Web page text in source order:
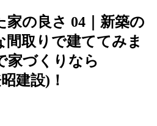
家の良さ 04｜新築の
間取りで建ててみま
家づくりなら
建設)！